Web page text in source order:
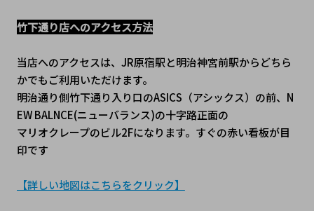
竹下通り店へのアクセス方法
当店へのアクセスは、JR原宿駅と明治神宮前駅からどちら
かでもご利用いただけます。
明治通り側竹下通り入り口のASICS（アシックス）の前、N
EW BALNCE(ニューバランス)の十字路正面の
マリオクレープのビル2Fになります。すぐの赤い看板が目
印です
【詳しい地図はこちらをクリック】